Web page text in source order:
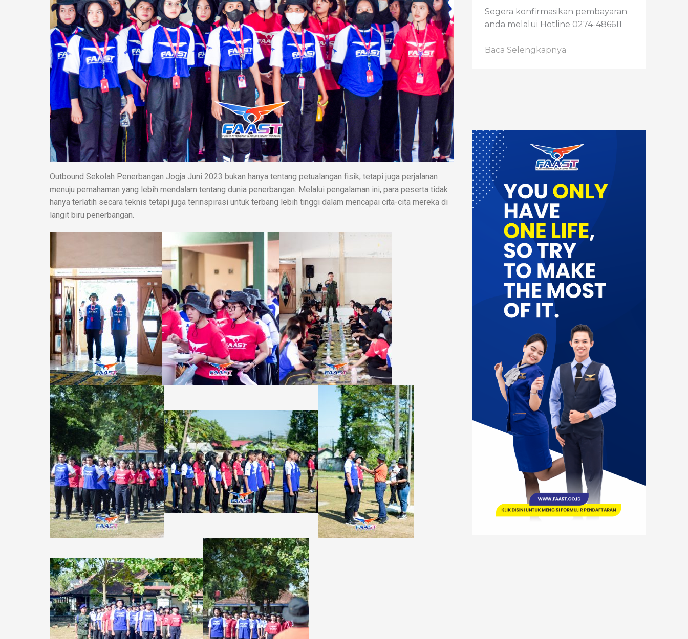
Outbound Sekolah Penerbangan Jogja Juni 2023 bukan hanya tentang petualangan fisik, tetapi juga perjalanan
menuju pemahaman yang lebih mendalam tentang dunia penerbangan. Melalui pengalaman ini, para peserta tidak
hanya terlatih secara teknis tetapi juga terinspirasi untuk terbang lebih tinggi dalam mencapai cita-cita mereka di
langit biru penerbangan.
Segera konfirmasikan pembayaran
anda melalui Hotline 0274-486611
Baca Selengkapnya